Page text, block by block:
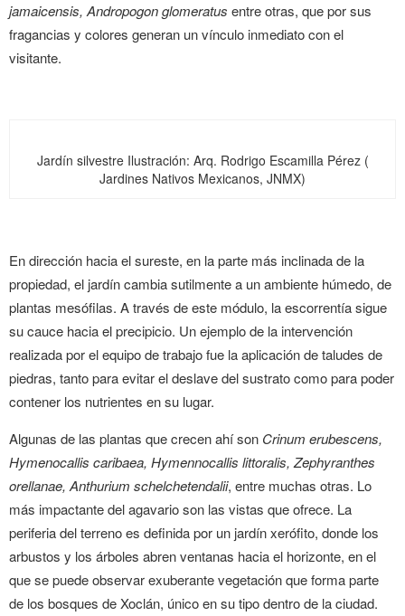
jamaicensis, Andropogon glomeratus entre otras, que por sus
fragancias y colores generan un vínculo inmediato con el
visitante.
Jardín silvestre Ilustración: Arq. Rodrigo Escamilla Pérez (
Jardines Nativos Mexicanos, JNMX)
En dirección hacia el sureste, en la parte más inclinada de la
propiedad, el jardín cambia sutilmente a un ambiente húmedo, de
plantas mesófilas. A través de este módulo, la escorrentía sigue
su cauce hacia el precipicio. Un ejemplo de la intervención
realizada por el equipo de trabajo fue la aplicación de taludes de
piedras, tanto para evitar el deslave del sustrato como para poder
contener los nutrientes en su lugar.
Algunas de las plantas que crecen ahí son Crinum erubescens,
Hymenocallis caribaea, Hymennocallis littoralis, Zephyranthes
orellanae, Anthurium schelchetendalii, entre muchas otras. Lo
más impactante del agavario son las vistas que ofrece. La
periferia del terreno es definida por un jardín xerófito, donde los
arbustos y los árboles abren ventanas hacia el horizonte, en el
que se puede observar exuberante vegetación que forma parte
de los bosques de Xoclán, único en su tipo dentro de la ciudad.